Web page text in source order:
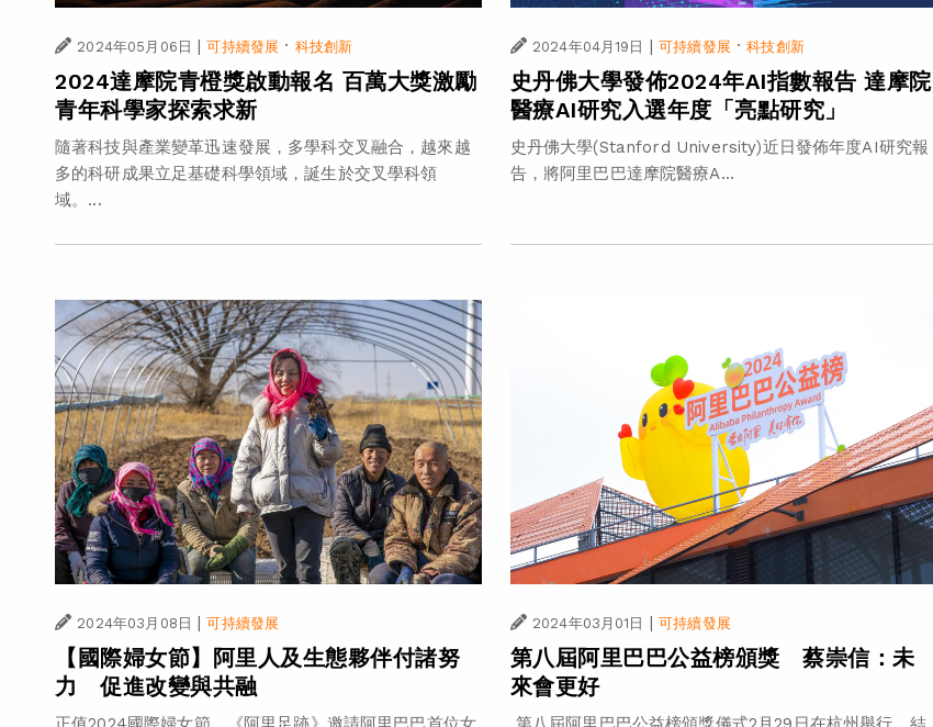
2024年05月06日 | 可持續發展 · 科技創新
2024達摩院青橙獎啟動報名 百萬大獎激勵
青年科學家探索求新
隨著科技與產業變革迅速發展，多學科交叉融合，越來越
多的科研成果立足基礎科學領域，誕生於交叉學科領
域。...
2024年04月19日 | 可持續發展 ·科技創新
史丹佛大學發佈2024年AI指數報告 達摩院
醫療AI研究入選年度「亮點研究」
史丹佛大學(Stanford University)近日發佈年度AI研究報
告，將阿里巴巴達摩院醫療A...
2024年03月08日 | 可持續發展
【國際婦女節】阿里人及生態夥伴付諸努
力 促進改變與共融
2024年03月01日 | 可持續發展
第八屆阿里巴巴公益榜頒獎 蔡崇信：未
來會更好